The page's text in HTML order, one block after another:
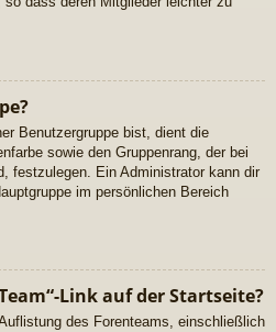
Benutzergruppe bist, dient die
sowie den Gruppenrang, der bei
festzulegen. Ein Administrator kann dir
im persönlichen Bereich
Link auf der Startseite?
des Forenteams, einschließlich